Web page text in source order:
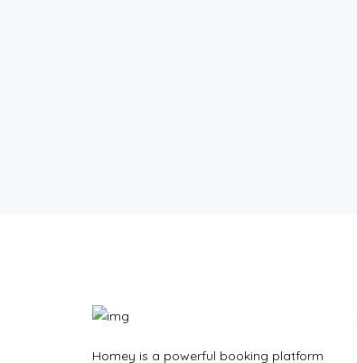
Homey is a powerful booking platform